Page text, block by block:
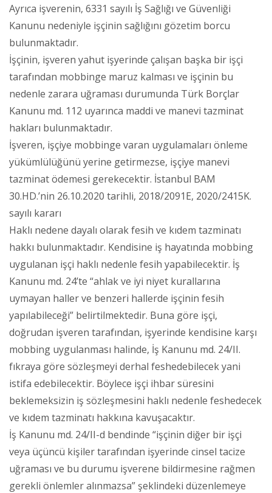
Ayrıca işverenin, 6331 sayılı İş Sağlığı ve Güvenliği
Kanunu nedeniyle işçinin sağlığını gözetim borcu
bulunmaktadır.
İşçinin, işveren yahut işyerinde çalışan başka bir işçi
tarafından mobbinge maruz kalması ve işçinin bu
nedenle zarara uğraması durumunda Türk Borçlar
Kanunu md. 112 uyarınca maddi ve manevi tazminat
hakları bulunmaktadır.
İşveren, işçiye mobbinge varan uygulamaları önleme
yükümlülüğünü yerine getirmezse, işçiye manevi
tazminat ödemesi gerekecektir. İstanbul BAM
30.HD.’nin 26.10.2020 tarihli, 2018/2091E, 2020/2415K.
sayılı kararı
Haklı nedene dayalı olarak fesih ve kıdem tazminatı
hakkı bulunmaktadır. Kendisine iş hayatında mobbing
uygulanan işçi haklı nedenle fesih yapabilecektir. İş
Kanunu md. 24’te “ahlak ve iyi niyet kurallarına
uymayan haller ve benzeri hallerde işçinin fesih
yapılabileceği” belirtilmektedir. Buna göre işçi,
doğrudan işveren tarafından, işyerinde kendisine karşı
mobbing uygulanması halinde, İş Kanunu md. 24/II.
fıkraya göre sözleşmeyi derhal feshedebilecek yani
istifa edebilecektir. Böylece işçi ihbar süresini
beklemeksizin iş sözleşmesini haklı nedenle feshedecek
ve kıdem tazminatı hakkına kavuşacaktır.
İş Kanunu md. 24/II-d bendinde “işçinin diğer bir işçi
veya üçüncü kişiler tarafından işyerinde cinsel tacize
uğraması ve bu durumu işverene bildirmesine rağmen
gerekli önlemler alınmazsa” şeklindeki düzenlemeye